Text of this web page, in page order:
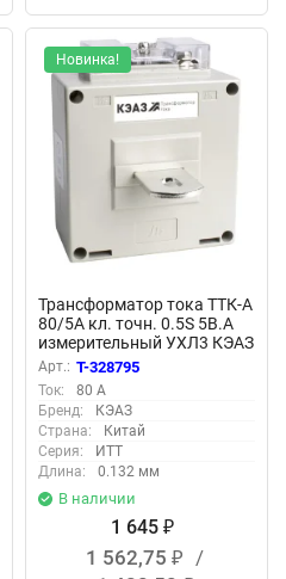
Новинка!
Трансформатор тока ТТК-А
80/5А кл. точн. 0.5S 5В.А
измерительный УХЛ3 КЭАЗ
219665
Арт.: T-328795
Ток:
80 А
Бренд:
КЭАЗ
Страна:
Китай
Серия:
ИТТ
Длина:
0.132 мм
В наличии
1 645 ₽
1 562,75 ₽
/